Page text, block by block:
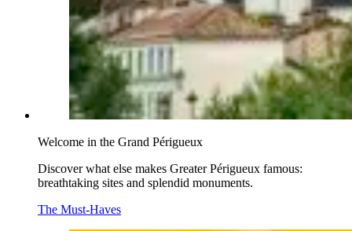
Welcome in the Grand Périgueux
Discover what else makes Greater Périgueux famous:
breathtaking sites and splendid monuments.
The Must-Haves